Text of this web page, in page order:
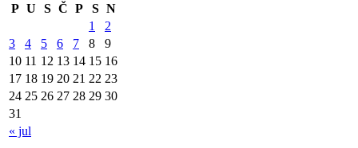
P U S Č P S N
« jul
1
2
3
4 5 6 7 8
9
10 11 12 13 14 15 16
17 18 19 20 21 22 23
24 25 26 27 28 29 30
31